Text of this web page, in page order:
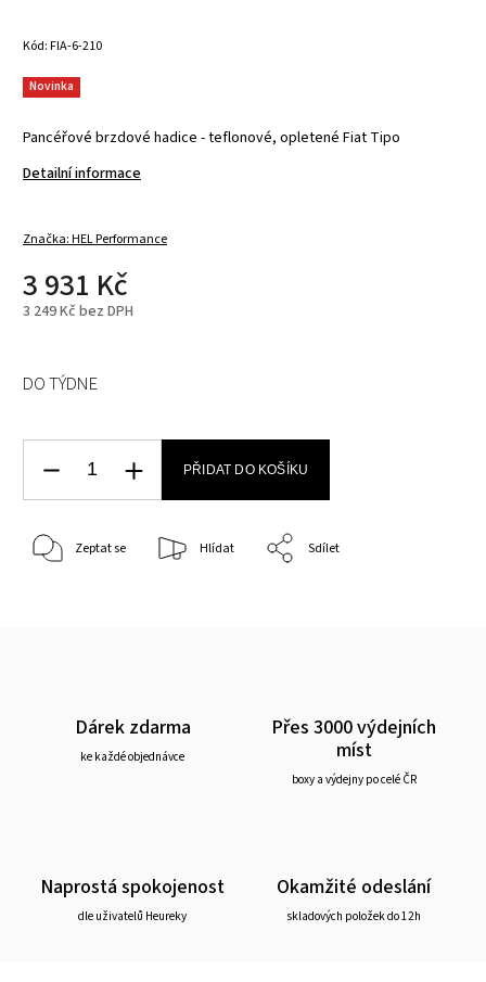
Kód:FIA-6-210
Pancéřové brzdové hadice - teflonové, opletené Fiat Tipo
Detailní informace
Novinka
Značka:HEL Performance
3 931 Kč
3 249 Kč bez DPH
DO TÝDNE
PŘIDAT DO KOŠÍKU
Zeptat se Hlídat Sdílet
Dárek zdarma
ke každé objednávce
Přes 3000 výdejních
míst
boxy a výdejny po celé ČR
Naprostá spokojenost
dle uživatelů Heureky
Okamžité odeslání
skladových položek do 12h